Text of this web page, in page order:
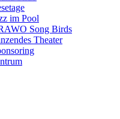
im Pool
Song Birds
Theater